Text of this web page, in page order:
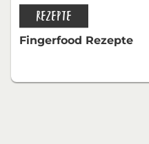
REZEPTE
Fingerfood Rezepte